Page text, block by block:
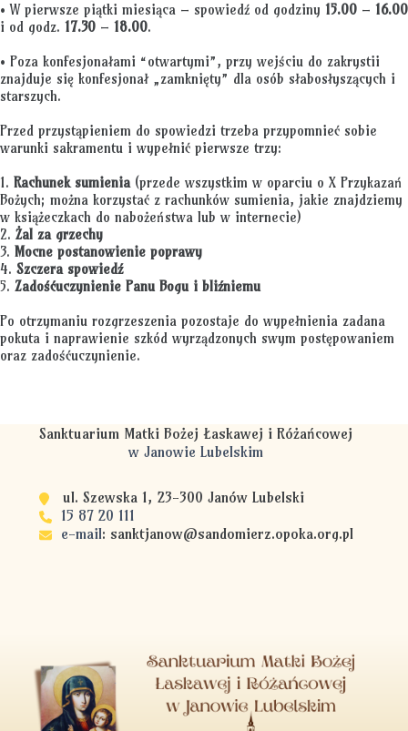
• W pierwsze piątki miesiąca – spowiedź od godziny 15.00 – 16.00
i od godz. 17.30 – 18.00.
• Poza konfesjonałami “otwartymi”, przy wejściu do zakrystii
znajduje się konfesjonał „zamknięty” dla osób słabosłyszących i
starszych.
Przed przystąpieniem do spowiedzi trzeba przypomnieć sobie
warunki sakramentu i wypełnić pierwsze trzy:
1. Rachunek sumienia(przede wszystkim w oparciu o X Przykazań
Bożych; można korzystać z rachunków sumienia, jakie znajdziemy
w książeczkach do nabożeństwa lub w internecie)
2. Żal za grzechy
3. Mocne postanowienie poprawy
4. Szczera spowiedź
5. Zadośćuczynienie Panu Bogu i bliźniemu
Po otrzymaniu rozgrzeszenia pozostaje do wypełnienia zadana
pokuta i naprawienie szkód wyrządzonych swym postępowaniem
oraz zadośćuczynienie.
Sanktuarium Matki Bożej Łaskawej i Różańcowej
w Janowie Lubelskim
ul. Szewska 1, 23-300 Janów Lubelski
15 87 20 111
e-mail: sanktjanow@sandomierz.opoka.org.pl